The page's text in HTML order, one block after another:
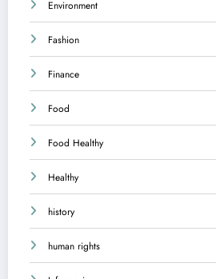
Environment
Fashion
Finance
Food
Food Healthy
Healthy
history
human rights